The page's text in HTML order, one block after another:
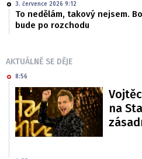
3. července 2026 9:12
To nedělám, takový nejsem.
bude po rozchodu
AKTUÁLNĚ SE DĚJE
8:56
na